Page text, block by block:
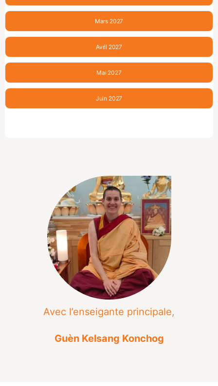
Mars 2027
Avril 2027
Mai 2027
Juin 2027
Avec l’enseigante principale,
Guèn Kelsang Konchog